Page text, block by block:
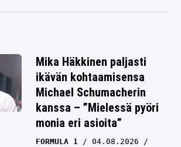
Mika Häkkinen paljasti
ikävän kohtaamisensa
Michael Schumacherin
kanssa – ”Mielessä pyöri
monia eri asioita”
FORMULA 1
04.08.2026